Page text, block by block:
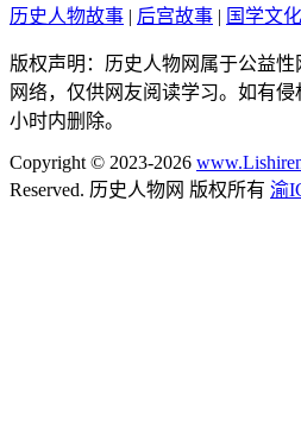
历史人物故事 | 后宫故事 | 国学文化
版权声明：历史人物网属于公益
网络，仅供网友阅读学习。如有
小时内删除。
Copyright © 2023-2026
Reserved. 历史人物网 版权所有 渝